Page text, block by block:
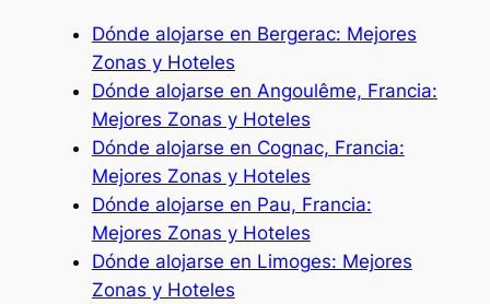
Dónde alojarse en Bergerac: Mejores
Zonas y Hoteles
Dónde alojarse en Angoulême, Francia:
Mejores Zonas y Hoteles
Dónde alojarse en Cognac, Francia:
Mejores Zonas y Hoteles
Dónde alojarse en Pau, Francia:
Mejores Zonas y Hoteles
Dónde alojarse en Limoges: Mejores
Zonas y Hoteles